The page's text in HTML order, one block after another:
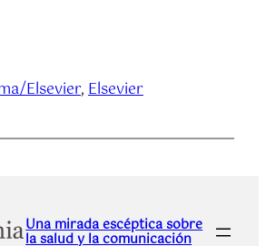
Elsevier, Elsevier
Una mirada escéptica sobre
la salud y la comunicación